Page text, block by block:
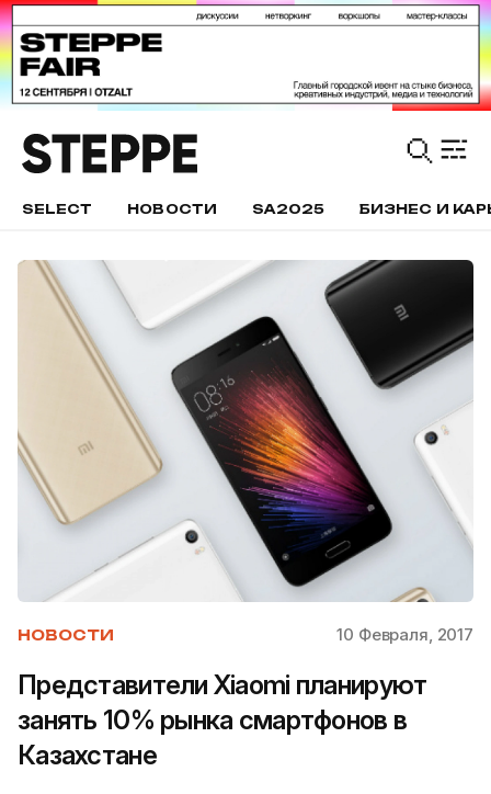
SELECT НОВОСТИ SA2025 БИЗНЕС И
НОВОСТИ 10 Февраля, 2017
Представители Xiaomi планируют
занять 10% рынка смартфонов в
Казахстане